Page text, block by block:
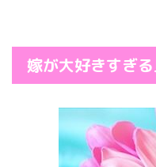
嫁が大好きすぎ